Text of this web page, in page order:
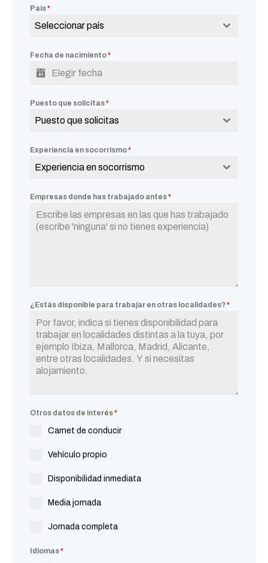
País*
Seleccionar país
Fecha de nacimiento*
Puesto que solicitas*
Puesto que solicitas
Experiencia en socorrismo*
Experiencia en socorrismo
Empresas donde has trabajado antes*
¿Estás disponible para trabajar en otras localidades?*
Otros datos de interés*
Carnet de conducir
Vehículo propio
Disponibilidad inmediata
Media jornada
Jornada completa
Idiomas*